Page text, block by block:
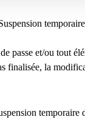
et/ou tout
la
temporaire